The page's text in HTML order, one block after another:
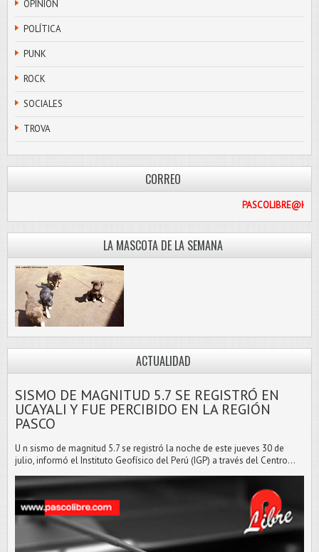
OPINIÓN
POLÍTICA
PUNK
ROCK
SOCIALES
TROVA
CORREO
LA MASCOTA DE LA SEMANA
ACTUALIDAD
SISMO DE MAGNITUD 5.7 SE REGISTRÓ EN
UCAYALI Y FUE PERCIBIDO EN LA REGIÓN
PASCO
U n sismo de magnitud 5.7 se registró la noche de este jueves 30 de
julio, informó el Instituto Geofísico del Perú (IGP) a través del Centro...